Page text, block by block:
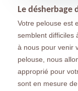
Le désherbage
Votre pelouse est
semblent difficiles
à nous pour venir
pelouse, nous
approprié pour
sont en mesure